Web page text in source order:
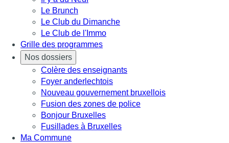
Le Brunch
Le Club du Dimanche
Le Club de l'Immo
Grille des programmes
Nos dossiers
Colère des enseignants
Foyer anderlechtois
Nouveau gouvernement bruxellois
Fusion des zones de police
Bonjour Bruxelles
Fusillades à Bruxelles
Ma Commune